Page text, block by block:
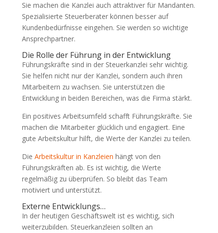
Sie machen die Kanzlei auch attraktiver für Mandanten.
Spezialisierte Steuerberater können besser auf
Kundenbedürfnisse eingehen. Sie werden so wichtige
Ansprechpartner.
Die Rolle der Führung in der Entwicklung
Führungskräfte sind in der Steuerkanzlei sehr wichtig.
Sie helfen nicht nur der Kanzlei, sondern auch ihren
Mitarbeitern zu wachsen. Sie unterstützen die
Entwicklung in beiden Bereichen, was die Firma stärkt.
Ein positives Arbeitsumfeld schafft Führungskräfte. Sie
machen die Mitarbeiter glücklich und engagiert. Eine
gute Arbeitskultur hilft, die Werte der Kanzlei zu teilen.
Die Arbeitskultur in Kanzleien hängt von den
Führungskräften ab. Es ist wichtig, die Werte
regelmäßig zu überprüfen. So bleibt das Team
motiviert und unterstützt.
Externe Entwicklungs…
In der heutigen Geschäftswelt ist es wichtig, sich
weiterzubilden. Steuerkanzleien sollten an